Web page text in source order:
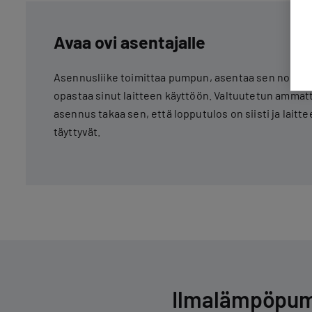
Avaa ovi asentajalle
Asennusliike toimittaa pumpun, asentaa sen
opastaa sinut laitteen käyttöön. Valtuutetun
asennus takaa sen, että lopputulos on siisti ja
täyttyvät.